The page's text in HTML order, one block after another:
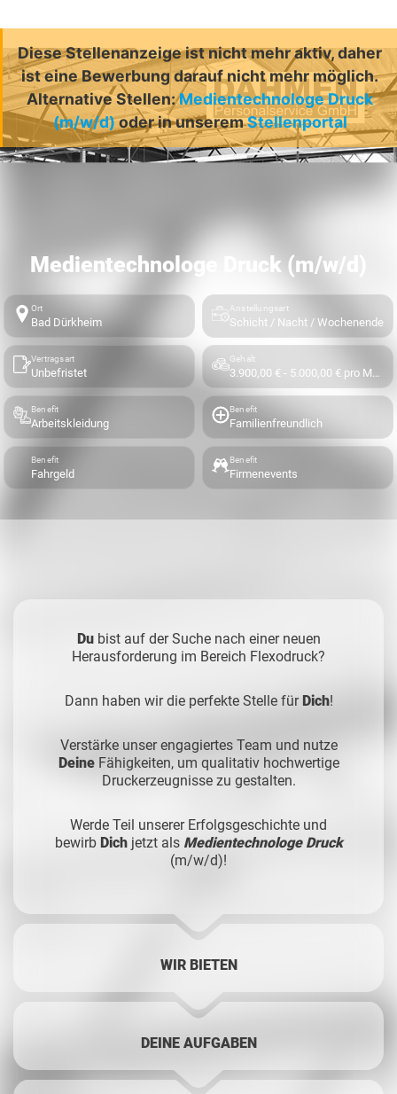
Diese Stellenanzeige ist nicht mehr aktiv, daher
ist eine Bewerbung darauf nicht mehr möglich.
Alternative Stellen:Medientechnologe Druck
(m/w/d)oder in unseremStellenportal
Medientechnologe Druck (m/w/d)
Ort
Bad Dürkheim
Anstellungsart
Schicht / Nacht / Wochenende
Vertragsart
Unbefristet
Gehalt
3.900,00 € - 5.000,00 € pro Monat
Benefit
Arbeitskleidung
Benefit
Familienfreundlich
Benefit
Fahrgeld
Benefit
Firmenevents
Dubist auf der Suche nach einer neuen
Herausforderung im Bereich Flexodruck?
Dann haben wir die perfekte Stelle fürDich!
Verstärke unser engagiertes Team und nutze
DeineFähigkeiten, um qualitativ hochwertige
Druckerzeugnisse zu gestalten.
Werde Teil unserer Erfolgsgeschichte und
bewirb Dichjetzt als Medientechnologe Druck
(m/w/d)!
WIR BIETEN
DEINE AUFGABEN